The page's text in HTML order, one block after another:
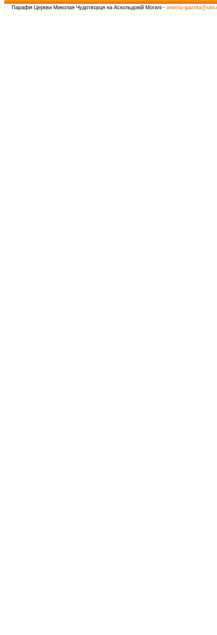
Парафія Церкви Миколая Чудотворця на Аскольдовій Могилі - oranta-